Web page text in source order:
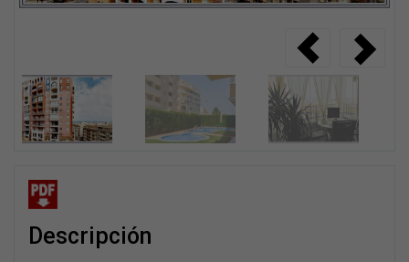
descripción